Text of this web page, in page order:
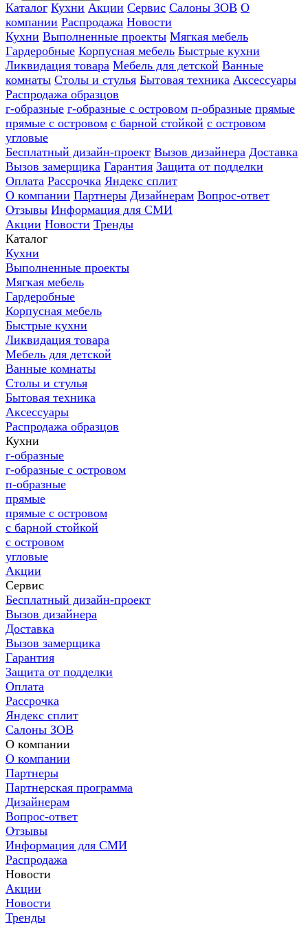
Каталог Кухни Акции Сервис Салоны ЗОВ О
компании Распродажа Новости
Кухни Выполненные проекты Мягкая мебель
Гардеробные Корпусная мебель Быстрые кухни
Ликвидация товара Мебель для детской Ванные
комнаты Столы и стулья Бытовая техника Аксессуары
Распродажа образцов
г-образные г-образные с островом п-образные прямые
прямые с островом с барной стойкой с островом
угловые
Бесплатный дизайн-проект Вызов дизайнера Доставка
Вызов замерщика Гарантия Защита от подделки
Оплата Рассрочка Яндекс сплит
О компании Партнеры Дизайнерам Вопрос-ответ
Отзывы Информация для СМИ
Акции Новости Тренды
Каталог
Кухни
Выполненные проекты
Мягкая мебель
Гардеробные
Корпусная мебель
Быстрые кухни
Ликвидация товара
Мебель для детской
Ванные комнаты
Столы и стулья
Бытовая техника
Аксессуары
Распродажа образцов
Кухни
г-образные
г-образные с островом
п-образные
прямые
прямые с островом
с барной стойкой
с островом
угловые
Акции
Сервис
Бесплатный дизайн-проект
Вызов дизайнера
Доставка
Вызов замерщика
Гарантия
Защита от подделки
Оплата
Рассрочка
Яндекс сплит
Салоны ЗОВ
О компании
О компании
Партнеры
Партнерская программа
Дизайнерам
Вопрос-ответ
Отзывы
Информация для СМИ
Распродажа
Новости
Акции
Новости
Тренды